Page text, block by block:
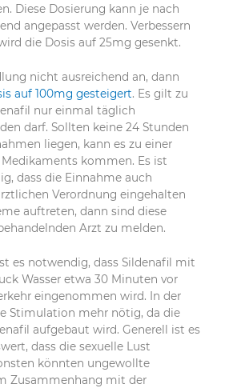
Diese Dosierung kann je nach
angepasst werden. Verbessern
die Dosis auf 25mg gesenkt.
nicht ausreichend an, dann
auf 100mg gesteigert. Es gilt zu
nur einmal täglich
darf. Sollten keine 24 Stunden
liegen, kann es zu einer
kommen. Es ist
dass die Einnahme auch
Verordnung eingehalten
auftreten, dann sind diese
Arzt zu melden.
es notwendig, dass Sildenafil mit
Wasser etwa 30 Minuten vor
eingenommen wird. In der
Stimulation mehr nötig, da die
aufgebaut wird. Generell ist es
dass die sexuelle Lust
könnten ungewollte
Zusammenhang mit der